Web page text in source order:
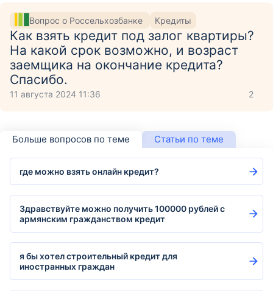
Вопрос о Россельхозбанке Кредиты
Как взять кредит под залог квартиры?
На какой срок возможно, и возраст
заемщика на окончание кредита?
Спасибо.
11 августа 2024 11:36 2
Больше вопросов по теме Статьи по теме
где можно взять онлайн кредит?
Здравствуйте можно получить 100000 рублей с
армянским гражданством кредит
я бы хотел строительный кредит для
иностранных граждан